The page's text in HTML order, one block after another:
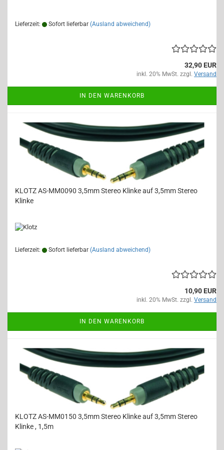
Lieferzeit: Sofort lieferbar (Ausland abweichend)
32,90 EUR
inkl. 20% MwSt. zzgl. Versand
IN DEN WARENKORB
KLOTZ AS-MM0090 3,5mm Stereo Klinke auf 3,5mm Stereo
Klinke
Lieferzeit: Sofort lieferbar (Ausland abweichend)
10,90 EUR
inkl. 20% MwSt. zzgl. Versand
IN DEN WARENKORB
KLOTZ AS-MM0150 3,5mm Stereo Klinke auf 3,5mm Stereo
Klinke , 1,5m